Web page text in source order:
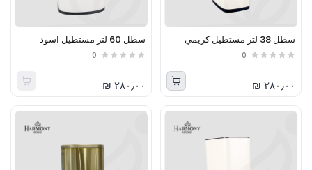
سطل 38 لتر مستطيل كريمي
0
٢٨٠٫٠٠ ₪
سطل 60 لتر مستطيل اسود
0
٢٨٠٫٠٠ ₪